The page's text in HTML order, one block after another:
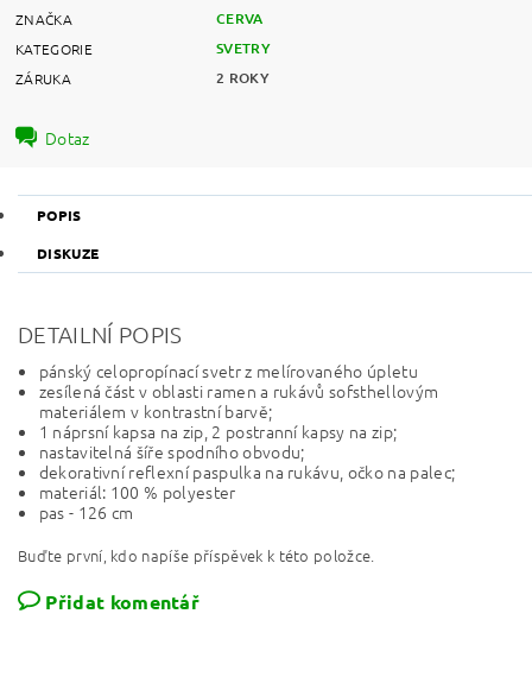
ZNAČKA CERVA
KATEGORIE SVETRY
ZÁRUKA 2 ROKY
Dotaz
POPIS
DISKUZE
DETAILNÍ POPIS
pánský celopropínací svetr z melírovaného úpletu
zesílená část v oblasti ramen a rukávů sofsthellovým
materiálem v kontrastní barvě;
1 náprsní kapsa na zip, 2 postranní kapsy na zip;
nastavitelná šíře spodního obvodu;
dekorativní reflexní paspulka na rukávu, očko na palec;
materiál: 100 % polyester
pas - 126 cm
Buďte první, kdo napíše příspěvek k této položce.
Přidat komentář